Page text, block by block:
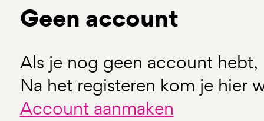
Geen account
Als je nog geen account hebt,
Na het registeren kom je hier
Account aanmaken